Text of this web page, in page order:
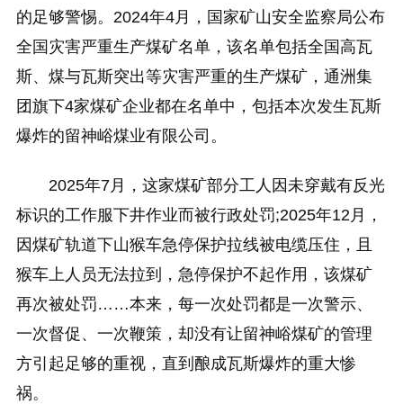
的足够警惕。2024年4月，国家矿山安全监察局公布
全国灾害严重生产煤矿名单，该名单包括全国高瓦
斯、煤与瓦斯突出等灾害严重的生产煤矿，通洲集
团旗下4家煤矿企业都在名单中，包括本次发生瓦斯
爆炸的留神峪煤业有限公司。
2025年7月，这家煤矿部分工人因未穿戴有反光
标识的工作服下井作业而被行政处罚;2025年12月，
因煤矿轨道下山猴车急停保护拉线被电缆压住，且
猴车上人员无法拉到，急停保护不起作用，该煤矿
再次被处罚……本来，每一次处罚都是一次警示、
一次督促、一次鞭策，却没有让留神峪煤矿的管理
方引起足够的重视，直到酿成瓦斯爆炸的重大惨
祸。